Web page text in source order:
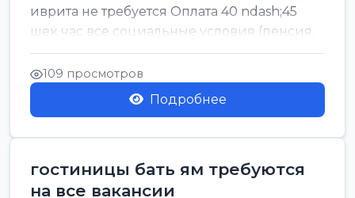
иврита не требуется Оплата 40 ndash;45
шек час все социальные условия (пенсия,
керен ишт...
109 просмотров
Подробнее
гостиницы бать ям требуются
на все вакансии